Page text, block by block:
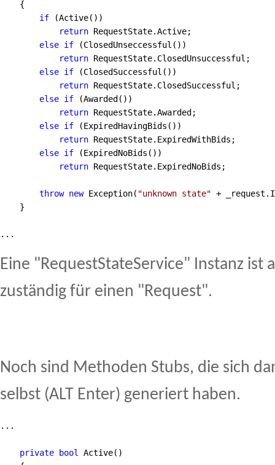
    {
if (Active())
return RequestState.Active;
else if (ClosedUnseccessful())
return RequestState.ClosedUnsuccessful;
else if (ClosedSuccessful())
return RequestState.ClosedSuccessful;
else if (Awarded())
return RequestState.Awarded;
else if (ExpiredHavingBids())
return RequestState.ExpiredWithBids;
else if (ExpiredNoBids())
return RequestState.ExpiredNoBids;
throw new Exception( "unknown state" +
    }
...
Eine "RequestStateService" Instanz ist
zuständig für einen "Request".
Noch sind Methoden Stubs, die sich
selbst (ALT Enter) generiert haben.
...
private bool Active()